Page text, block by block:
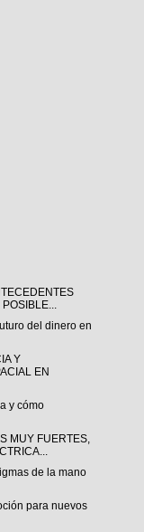
POSIBLE...
del dinero en
Y
EN
y cómo
MUY FUERTES,
de la mano
para nuevos